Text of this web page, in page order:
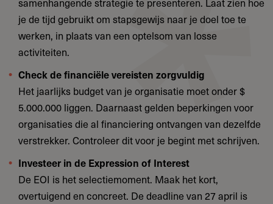
je de tijd gebruikt om stapsgewijs naar je doel toe te
werken, in plaats van een optelsom van losse
activiteiten.
Check de financiële vereisten zorgvuldig
Het jaarlijks budget van je organisatie moet onder $
5.000.000 liggen. Daarnaast gelden beperkingen voor
organisaties die al financiering ontvangen van dezelfde
verstrekker. Controleer dit voor je begint met schrijven.
Investeer in de Expression of Interest
De EOI is het selectiemoment. Maak het kort,
overtuigend en concreet. De deadline van 27 april is